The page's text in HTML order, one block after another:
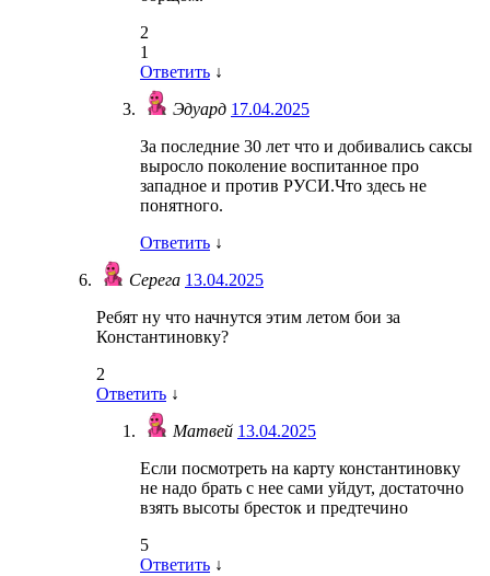
2
1
Ответить ↓
Эдуард 17.04.2025
За последние 30 лет что и добивались саксы
выросло поколение воспитанное про
западное и против РУСИ.Что здесь не
понятного.
Ответить ↓
Серега 13.04.2025
Ребят ну что начнутся этим летом бои за
Константиновку?
2
Ответить ↓
Матвей 13.04.2025
Если посмотреть на карту константиновку
не надо брать с нее сами уйдут, достаточно
взять высоты бресток и предтечино
5
Ответить ↓